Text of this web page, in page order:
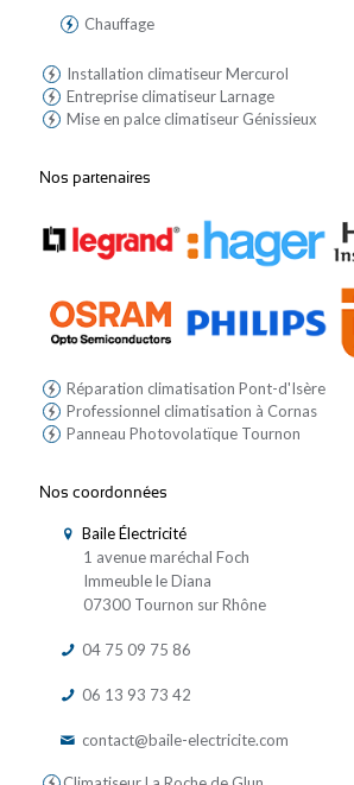
Chauffage
Installation climatiseur Mercurol
Entreprise climatiseur Larnage
Mise en palce climatiseur Génissieux
Nos partenaires
Réparation climatisation Pont-d'Isère
Professionnel climatisation à Cornas
Panneau Photovolatïque Tournon
Nos coordonnées
Baile Électricité
1 avenue maréchal Foch
Immeuble le Diana
07300 Tournon sur Rhône
04 75 09 75 86
06 13 93 73 42
contact@baile-electricite.com